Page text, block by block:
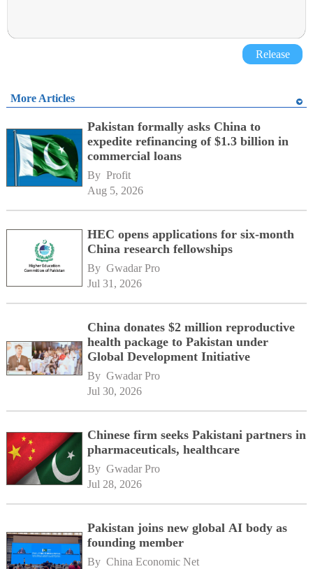
Release
More Articles
Pakistan formally asks China to
expedite refinancing of $1.3 billion in
commercial loans
By Profit
Aug 5, 2026
HEC opens applications for six-month
China research fellowships
By Gwadar Pro
Jul 31, 2026
China donates $2 million reproductive
health package to Pakistan under
Global Development Initiative
By Gwadar Pro
Jul 30, 2026
Chinese firm seeks Pakistani partners in
pharmaceuticals, healthcare
By Gwadar Pro
Jul 28, 2026
Pakistan joins new global AI body as
founding member
By China Economic Net